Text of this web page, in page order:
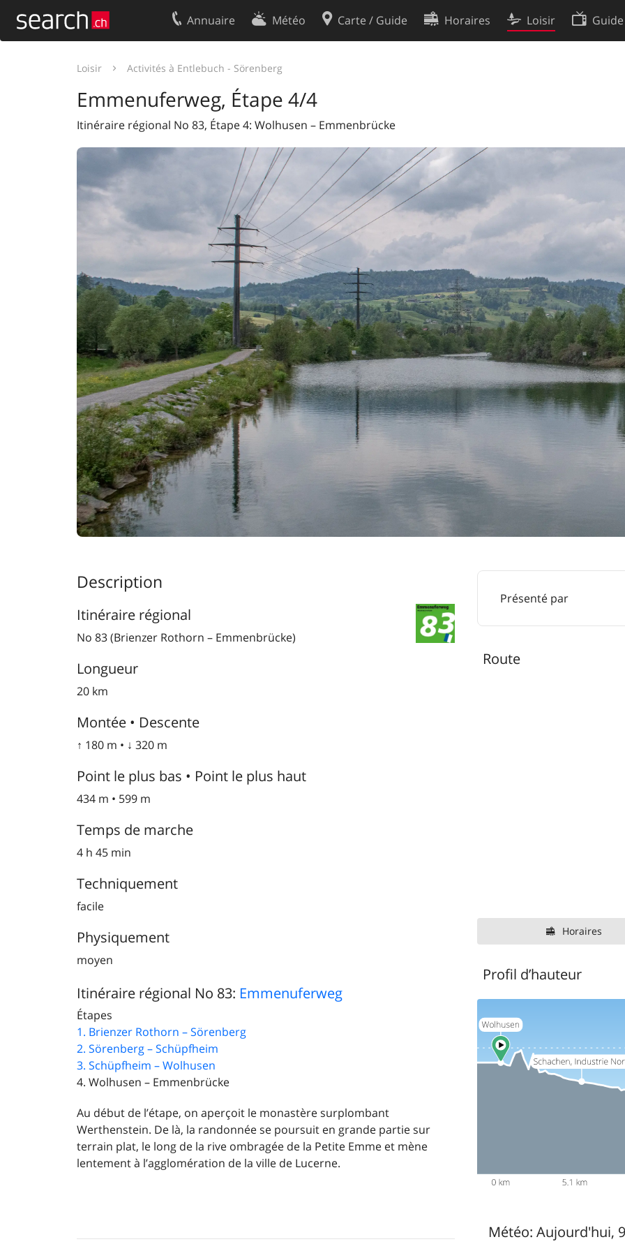
Annuaire Météo Carte / Guide Horaires Loisir
Loisir Activités à Entlebuch - Sörenberg
Emmenuferweg, Étape 4/4
Itinéraire régional No 83, Étape 4: Wolhusen – Emmenbrücke
Description
Itinéraire régional
No 83 (Brienzer Rothorn – Emmenbrücke)
Longueur
20 km
Montée • Descente
↑ 180 m • ↓ 320 m
Point le plus bas • Point le plus haut
434 m • 599 m
Temps de marche
4 h 45 min
Techniquement
facile
Physiquement
moyen
Itinéraire régional No 83: Emmenuferweg
Étapes
1. Brienzer Rothorn – Sörenberg
2. Sörenberg – Schüpfheim
3. Schüpfheim – Wolhusen
4. Wolhusen – Emmenbrücke
Au début de l’étape, on aperçoit le monastère surplombant
Werthenstein. De là, la randonnée se poursuit en grande partie sur
terrain plat, le long de la rive ombragée de la Petite Emme et mène
lentement à l’agglomération de la ville de Lucerne.
Présenté par
Route
Horaires
Profil d’hauteur
Météo: Aujourd'hui,
Votre inscription
Mentions Légales
Contact
Protection des données